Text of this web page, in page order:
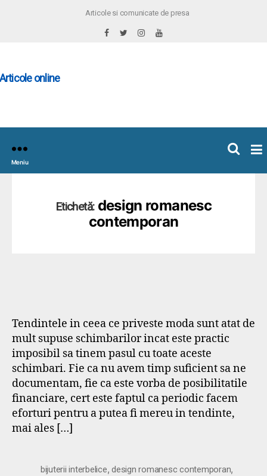
Articole si comunicate de presa
Meniu
Etichetă: design romanesc
contemporan
Tendintele in ceea ce priveste moda sunt atat de
mult supuse schimbarilor incat este practic
imposibil sa tinem pasul cu toate aceste
schimbari. Fie ca nu avem timp suficient sa ne
documentam, fie ca este vorba de posibilitatile
financiare, cert este faptul ca periodic facem
eforturi pentru a putea fi mereu in tendinte,
mai ales […]
bijuterii interbelice,design romanesc contemporan,